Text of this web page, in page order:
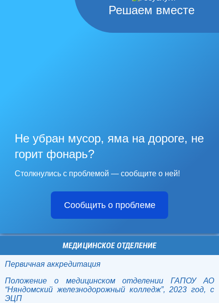
Решаем вместе
Не убран мусор, яма на дороге, не
горит фонарь?
Столкнулись с проблемой — сообщите о ней!
Сообщить о проблеме
МЕДИЦИНСКОЕ ОТДЕЛЕНИЕ
Первичная аккредитация
Положение о медицинском отделении ГАПОУ АО
“Няндомский железнодорожный колледж”, 2023 год, с
ЭЦП